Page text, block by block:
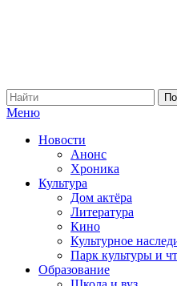
Меню
Новости
Анонс
Хроника
Культура
Дом актёра
Литература
Кино
Культурное
Парк культуры и
Образование